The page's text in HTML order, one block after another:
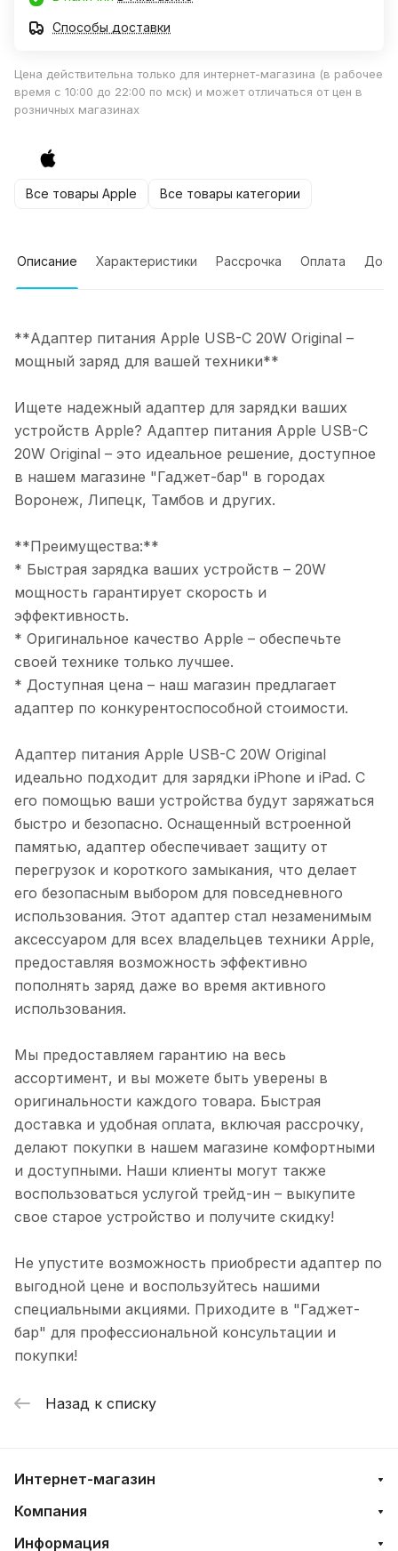
Способы доставки
Цена действительна только для интернет-магазина (в рабочее
время с 10:00 до 22:00 по мск) и может отличаться от цен в
розничных магазинах
Все товары Apple Все товары категории
Описание Характеристики Рассрочка Оплата
**Адаптер питания Apple USB-C 20W Original –
мощный заряд для вашей техники**
Ищете надежный адаптер для зарядки ваших
устройств Apple? Адаптер питания Apple USB-C
20W Original – это идеальное решение, доступное
в нашем магазине "Гаджет-бар" в городах
Воронеж, Липецк, Тамбов и других.
**Преимущества:**
* Быстрая зарядка ваших устройств – 20W
мощность гарантирует скорость и
эффективность.
* Оригинальное качество Apple – обеспечьте
своей технике только лучшее.
* Доступная цена – наш магазин предлагает
адаптер по конкурентоспособной стоимости.
Адаптер питания Apple USB-C 20W Original
идеально подходит для зарядки iPhone и iPad. С
его помощью ваши устройства будут заряжаться
быстро и безопасно. Оснащенный встроенной
памятью, адаптер обеспечивает защиту от
перегрузок и короткого замыкания, что делает
его безопасным выбором для повседневного
использования. Этот адаптер стал незаменимым
аксессуаром для всех владельцев техники Apple,
предоставляя возможность эффективно
пополнять заряд даже во время активного
использования.
Мы предоставляем гарантию на весь
ассортимент, и вы можете быть уверены в
оригинальности каждого товара. Быстрая
доставка и удобная оплата, включая рассрочку,
делают покупки в нашем магазине комфортными
и доступными. Наши клиенты могут также
воспользоваться услугой трейд-ин – выкупите
свое старое устройство и получите скидку!
Не упустите возможность приобрести адаптер по
выгодной цене и воспользуйтесь нашими
специальными акциями. Приходите в "Гаджет-
бар" для профессиональной консультации и
покупки!
Назад к списку
Интернет-магазин
Компания
Информация